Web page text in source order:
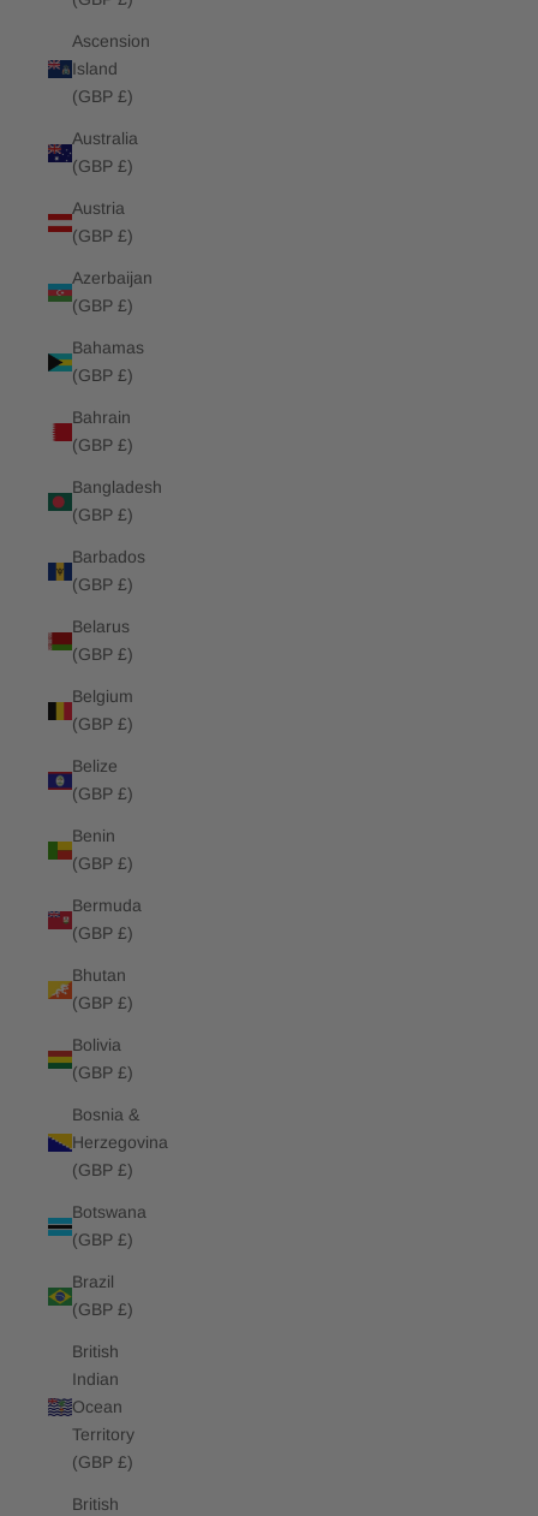
Ascension
Island
(GBP £)
Australia
(GBP £)
Austria
(GBP £)
Azerbaijan
(GBP £)
Bahamas
(GBP £)
Bahrain
(GBP £)
Bangladesh
(GBP £)
Barbados
(GBP £)
Belarus
(GBP £)
Belgium
(GBP £)
Belize
(GBP £)
Benin
(GBP £)
Bermuda
(GBP £)
Bhutan
(GBP £)
Bolivia
(GBP £)
Bosnia &
Herzegovina
(GBP £)
Botswana
(GBP £)
Brazil
(GBP £)
British
Indian
Ocean
Territory
(GBP £)
British